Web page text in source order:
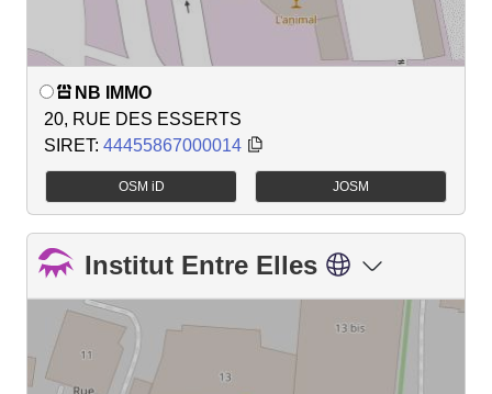
NB IMMO
20, RUE DES ESSERTS
SIRET: 44455867000014
OSM iD JOSM
Institut Entre Elles